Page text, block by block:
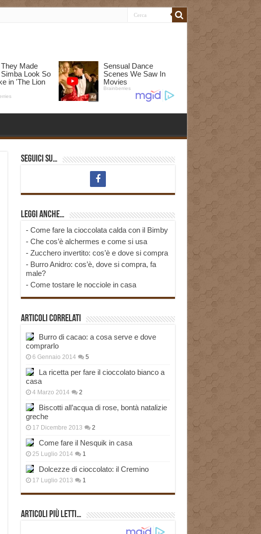
Seguici su…
Leggi anche…
- Come fare la cioccolata calda con il Bimby
- Che cos’è alchermes e come si usa
- Zucchero invertito: cos’è e dove si compra
- Burro Anidro: cos’è, dove si compra, fa
male?
- Come tostare le nocciole in casa
Articoli correlati
Burro di cacao: a cosa serve e dove
comprarlo
6 Gennaio 2014 5
La ricetta per fare il cioccolato bianco a
casa
4 Marzo 2014 2
Biscotti all’acqua di rose, bontà natalizie
greche
17 Dicembre 2013 2
Come fare il Nesquik in casa
25 Luglio 2014 1
Dolcezze di cioccolato: il Cremino
17 Luglio 2013 1
Articoli più Letti…